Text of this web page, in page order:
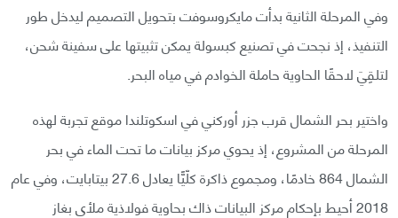
وفي المرحلة الثانية بدأت مايكروسوفت بتحويل التصميم ليدخل طور
التنفيذ، إذ نجحت في تصنيع كبسولة يمكن تثبيتها على سفينة شحن،
لتلقِيَ لاحقًا الحاوية حاملة الخوادم في مياه البحر.
واختير بحر الشمال قرب جزر أوركني في اسكوتلندا موقع تجربة لهذه
المرحلة من المشروع، إذ يحوي مركز بيانات ما تحت الماء في بحر
الشمال 864 خادمًا، ومجموع ذاكرة كلّيًّا يعادل 27.6 بيتابايت، وفي عام
2018 أحيط بإحكام مركز البيانات ذاك بحاوية فولاذية ملأى بغاز